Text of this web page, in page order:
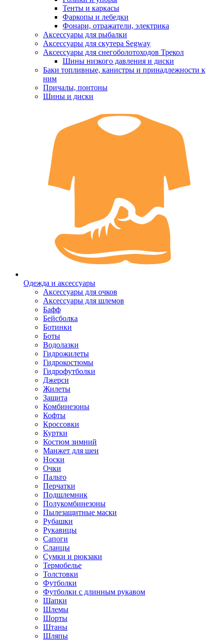
Тенты и каркасы
Фаркопы и лебедки
Фонари, отражатели, электрика
Аксессуары для рыбалки
Аксессуары для скутера Segway
Аксессуары для снегоболотоходов Трекол
Шины низкого давления и диски
Баки топливные, канистры и принадлежности к
ним
Причалы, понтоны
Шины и диски
Одежда и аксессуары
Аксессуары для очков
Аксессуары для шлемов
Бафф
Бейсболка
Ботинки
Боты
Водолазки
Гидрожилеты
Гидрокостюмы
Гидрофутболки
Джерси
Жилеты
Защита
Комбинезоны
Кофты
Кроссовки
Куртки
Костюм зимний
Манжет для шеи
Носки
Очки
Пальто
Перчатки
Подшлемник
Полукомбинезоны
Пылезащитные маски
Рубашки
Рукавицы
Сапоги
Сланцы
Сумки и рюкзаки
Термобелье
Толстовки
Футболки
Футболки с длинным рукавом
Шапки
Шлемы
Шорты
Штаны
Шляпы